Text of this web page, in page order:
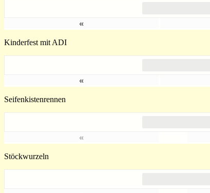
«
Kinderfest mit ADI
«
Seifenkistenrennen
«
Stöckwurzeln